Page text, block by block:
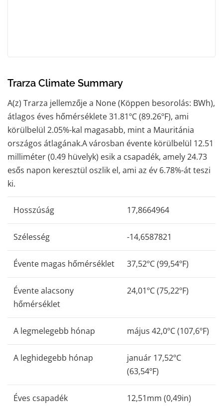
Trarza Climate Summary
A(z) Trarza jellemzője a None (Köppen besorolás: BWh),
átlagos éves hőmérséklete 31.81ºC (89.26ºF), ami
körülbelül 2.05%-kal magasabb, mint a Mauritánia
országos átlagának.A városban évente körülbelül 12.51
milliméter (0.49 hüvelyk) esik a csapadék, amely 24.73
esős napon keresztül oszlik el, ami az év 6.78%-át teszi
ki.
Hosszúság 17,8664964
Szélesség -14,6587821
Évente magas hőmérséklet 37,52ºC (99,54ºF)
Évente alacsony
hőmérséklet
24,01ºC (75,22ºF)
A legmelegebb hónap május 42,0ºC (107,6ºF)
A leghidegebb hónap
január 17,52ºC
(63,54ºF)
Éves csapadék 12,51mm (0,49in)